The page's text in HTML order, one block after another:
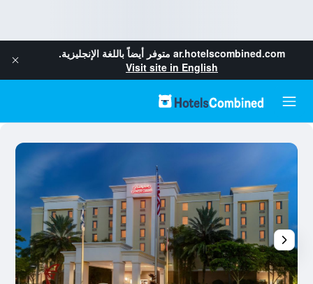
ar.hotelscombined.com متوفر أيضاً باللغة الإنجليزية.
Visit site in English